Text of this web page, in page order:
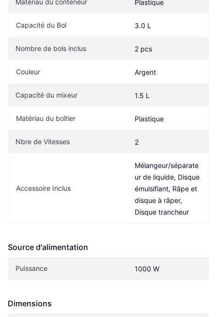
Plastique
Capacité du Bol 3.0 L
Nombre de bols inclus 2 pcs
Couleur Argent
Capacité du mixeur 1.5 L
Matériau du boîtier Plastique
Nbre de Vitesses 2
Accessoire Inclus
Mélangeur/séparate
ur de liquide, Disque
émulsifiant, Râpe et
disque à râper,
Disque trancheur
Source d'alimentation
Puissance 1000 W
Dimensions